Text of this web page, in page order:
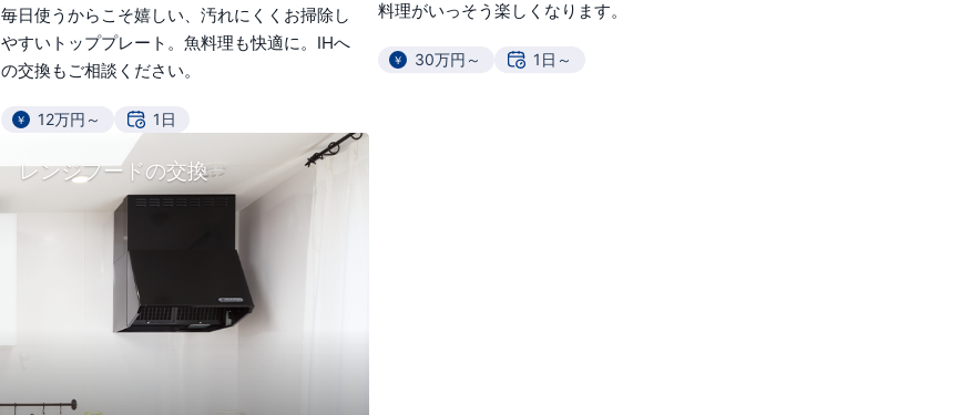
毎日使うからこそ嬉しい、汚れにくくお掃除し
やすいトッププレート。魚料理も快適に。IHへ
の交換もご相談ください。
12万円～ 1日
料理がいっそう楽しくなります。
30万円～ 1日～
レンジフードの交換